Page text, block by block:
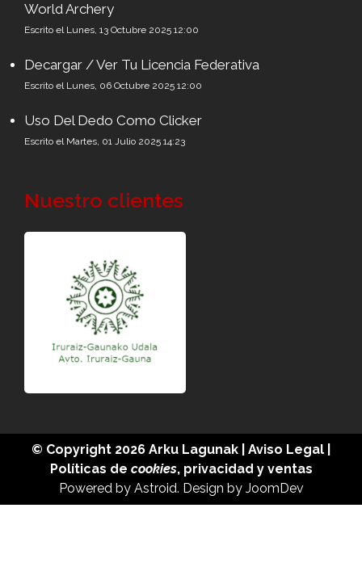
World Archery
Escrito el Lunes, 13 Octubre 2025 12:00
Decargar / Ver Tu Licencia Federativa
Escrito el Lunes, 06 Octubre 2025 12:00
Uso Del Dedo Como Clicker
Escrito el Martes, 01 Julio 2025 14:23
Nuestro clientes
© Copyright 2026 Arku Lagunak Aviso Legal
Políticas de cookies, privacidad y ventas
Powered by Astroid. Design by JoomDev